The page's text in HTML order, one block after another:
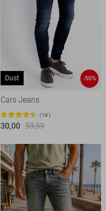
Dust -50%
Cars Jeans
19
30,00 59,99